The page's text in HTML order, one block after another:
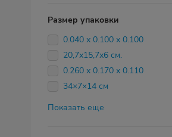
Размер упаковки
0.040 х 0.100 х 0.100
20,7х15,7х6 см.
0.260 х 0.170 х 0.110
34×7×14 см
Показать еще